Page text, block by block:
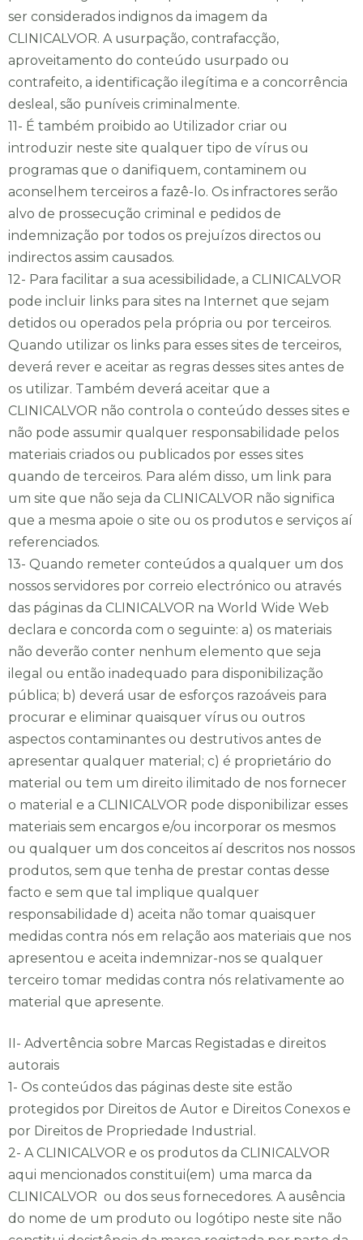
ser considerados indignos da imagem da
CLINICALVOR. A usurpação, contrafacção,
aproveitamento do conteúdo usurpado ou
contrafeito, a identificação ilegítima e a concorrência
desleal, são puníveis criminalmente.
11- É também proibido ao Utilizador criar ou
introduzir neste site qualquer tipo de vírus ou
programas que o danifiquem, contaminem ou
aconselhem terceiros a fazê-lo. Os infractores serão
alvo de prossecução criminal e pedidos de
indemnização por todos os prejuízos directos ou
indirectos assim causados.
12- Para facilitar a sua acessibilidade, a CLINICALVOR
pode incluir links para sites na Internet que sejam
detidos ou operados pela própria ou por terceiros.
Quando utilizar os links para esses sites de terceiros,
deverá rever e aceitar as regras desses sites antes de
os utilizar. Também deverá aceitar que a
CLINICALVOR não controla o conteúdo desses sites e
não pode assumir qualquer responsabilidade pelos
materiais criados ou publicados por esses sites
quando de terceiros. Para além disso, um link para
um site que não seja da CLINICALVOR não significa
que a mesma apoie o site ou os produtos e serviços aí
referenciados.
13- Quando remeter conteúdos a qualquer um dos
nossos servidores por correio electrónico ou através
das páginas da CLINICALVOR na World Wide Web
declara e concorda com o seguinte: a) os materiais
não deverão conter nenhum elemento que seja
ilegal ou então inadequado para disponibilização
pública; b) deverá usar de esforços razoáveis para
procurar e eliminar quaisquer vírus ou outros
aspectos contaminantes ou destrutivos antes de
apresentar qualquer material; c) é proprietário do
material ou tem um direito ilimitado de nos fornecer
o material e a CLINICALVOR pode disponibilizar esses
materiais sem encargos e/ou incorporar os mesmos
ou qualquer um dos conceitos aí descritos nos nossos
produtos, sem que tenha de prestar contas desse
facto e sem que tal implique qualquer
responsabilidade d) aceita não tomar quaisquer
medidas contra nós em relação aos materiais que nos
apresentou e aceita indemnizar-nos se qualquer
terceiro tomar medidas contra nós relativamente ao
material que apresente.
II- Advertência sobre Marcas Registadas e direitos
autorais
1- Os conteúdos das páginas deste site estão
protegidos por Direitos de Autor e Direitos Conexos e
por Direitos de Propriedade Industrial.
2- A CLINICALVOR e os produtos da CLINICALVOR
aqui mencionados constitui(em) uma marca da
CLINICALVOR ou dos seus fornecedores. A ausência
do nome de um produto ou logótipo neste site não
Nome*
Email *
Telefone*
Morada
País
Escolha a data e hora pretendidas
Escolha a Clínica*
Alvor
Portimão
Escolha a especialidade*
Implantologia
Implantologia
Enviar